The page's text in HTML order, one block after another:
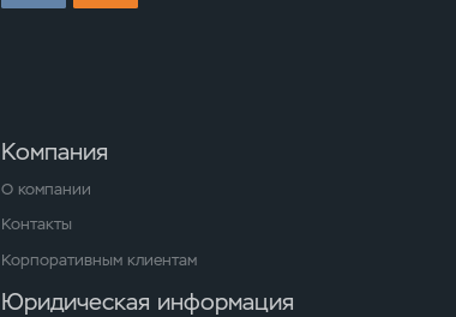
Компания
О компании
Контакты
Корпоративным клиентам
Юридическая информация